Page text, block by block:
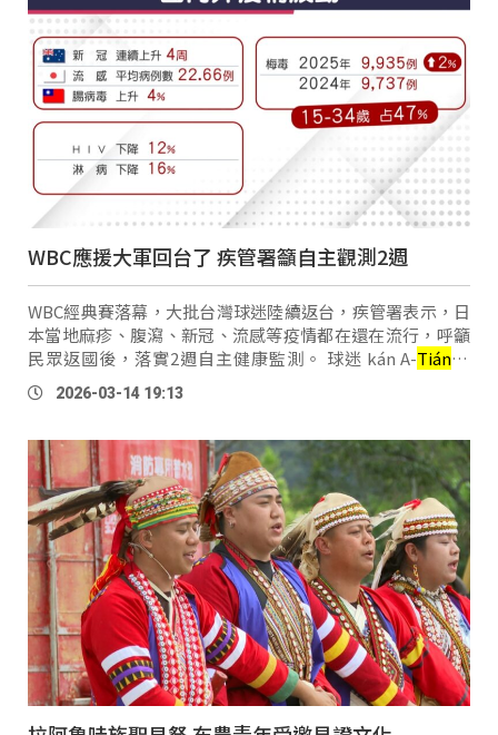
WBC應援大軍回台了 疾管署籲自主觀測2週
WBC經典賽落幕，大批台灣球迷陸續返台，疾管署表示，日
本當地麻疹、腹瀉、新冠、流感等疫情都在還在流行，呼籲
民眾返國後，落實2週自主健康監測。 球迷 kán A-Tián：
「回來（台灣）反而症狀有好一點，在那邊電車上，我看到
台灣人應該也都有戴口罩比較多，也 …
2026-03-14 19:13